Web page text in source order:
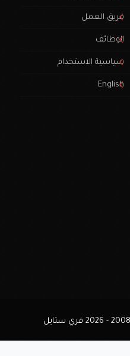
فريق العمل
الوظائف
سياسية الاستخدام
English
فري ستايل